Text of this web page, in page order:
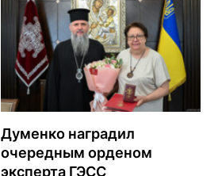
Думенко наградил
очередным орденом
эксперта ГЭСС